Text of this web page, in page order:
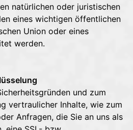
natürlichen oder juristischen
eines wichtigen öffentlichen
Union oder eines
werden.
und zum
vertraulicher Inhalte, wie zum
Anfragen, die Sie an uns als